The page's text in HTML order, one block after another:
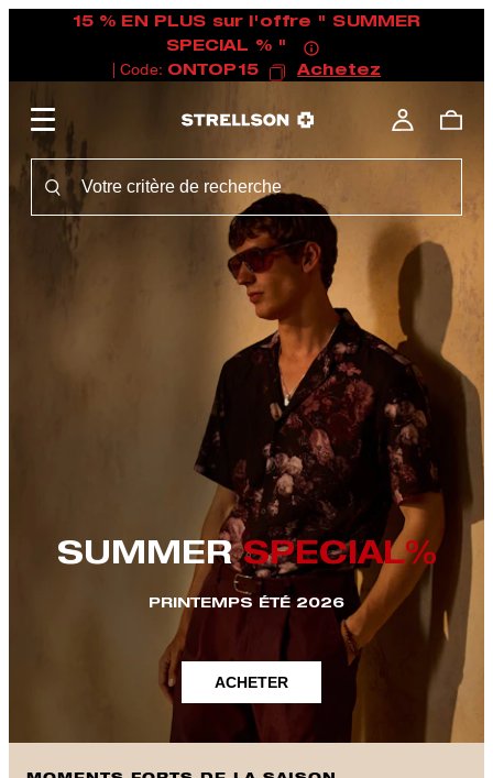
15 % EN PLUS sur l'offre " SUMMER
SPECIAL % "
| Code: ONTOP15 Achetez
SUMMERSPECIAL%
PRINTEMPS ÉTÉ 2026
ACHETER